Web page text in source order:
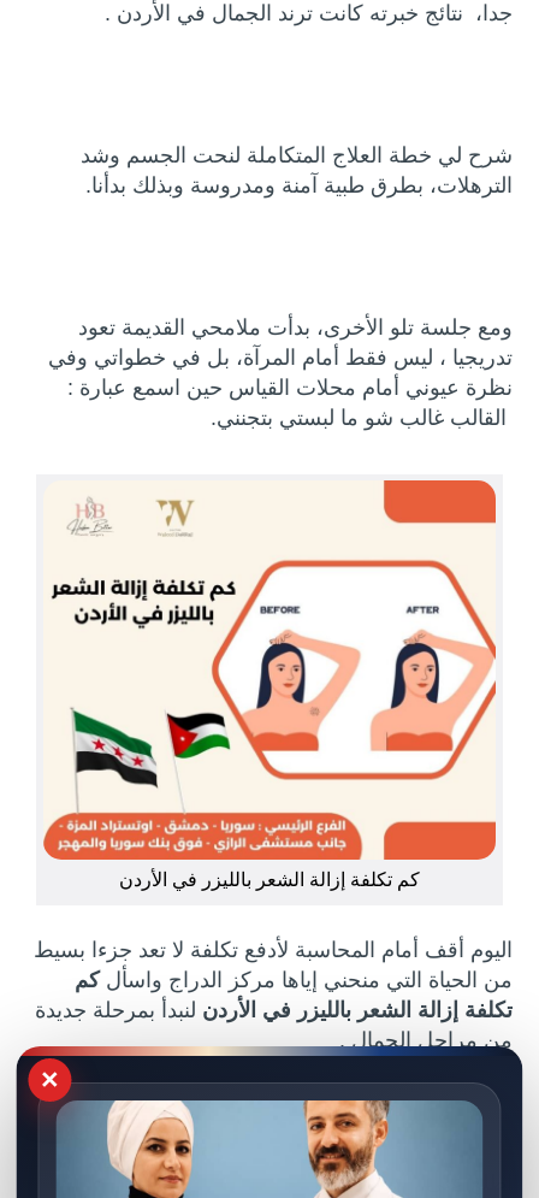
جدا، نتائج خبرته كانت ترند الجمال في الأردن .
شرح لي خطة العلاج المتكاملة لنحت الجسم وشد
الترهلات، بطرق طبية آمنة ومدروسة وبذلك بدأنا.
ومع جلسة تلو الأخرى، بدأت ملامحي القديمة تعود
تدريجيا ، ليس فقط أمام المرآة، بل في خطواتي وفي
نظرة عيوني أمام محلات القياس حين اسمع عبارة :
القالب غالب شو ما لبستي بتجنني.
كم تكلفة إزالة الشعر بالليزر في الأردن
اليوم أقف أمام المحاسبة لأدفع تكلفة لا تعد جزءا بسيط
من الحياة التي منحني إياها مركز الدراج واسألكم
تكلفة إزالة الشعر بالليزر في الأردن لنبدأ بمرحلة جديدة
من مراحل الجمال .
تكلفة عملية تصغير الثدي في الاردن | بدقّة
×